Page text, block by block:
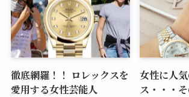
徹底網羅！！ ロレックスを
愛用する女性芸能人
女性に人
ス・・・